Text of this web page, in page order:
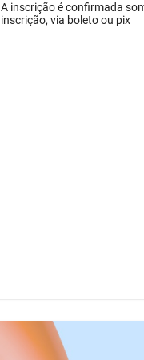
A inscrição é confirmada
inscrição, via boleto ou pix